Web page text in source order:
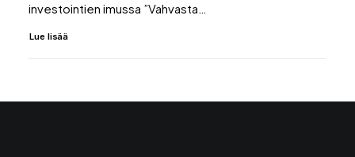
investointien imussa ”Vahvasta…
Lue lisää